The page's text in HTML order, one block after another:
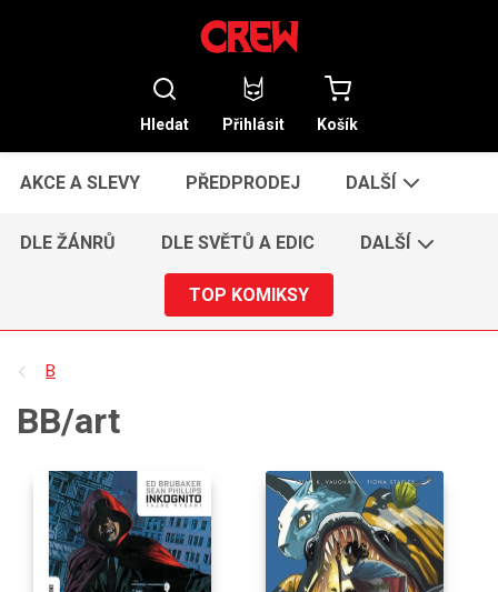
Hledat Přihlásit Košík
AKCE A SLEVY PŘEDPRODEJ DALŠÍ
DLE ŽÁNRŮ DLE SVĚTŮ A EDIC DALŠÍ
TOP KOMIKSY
B
BB/art